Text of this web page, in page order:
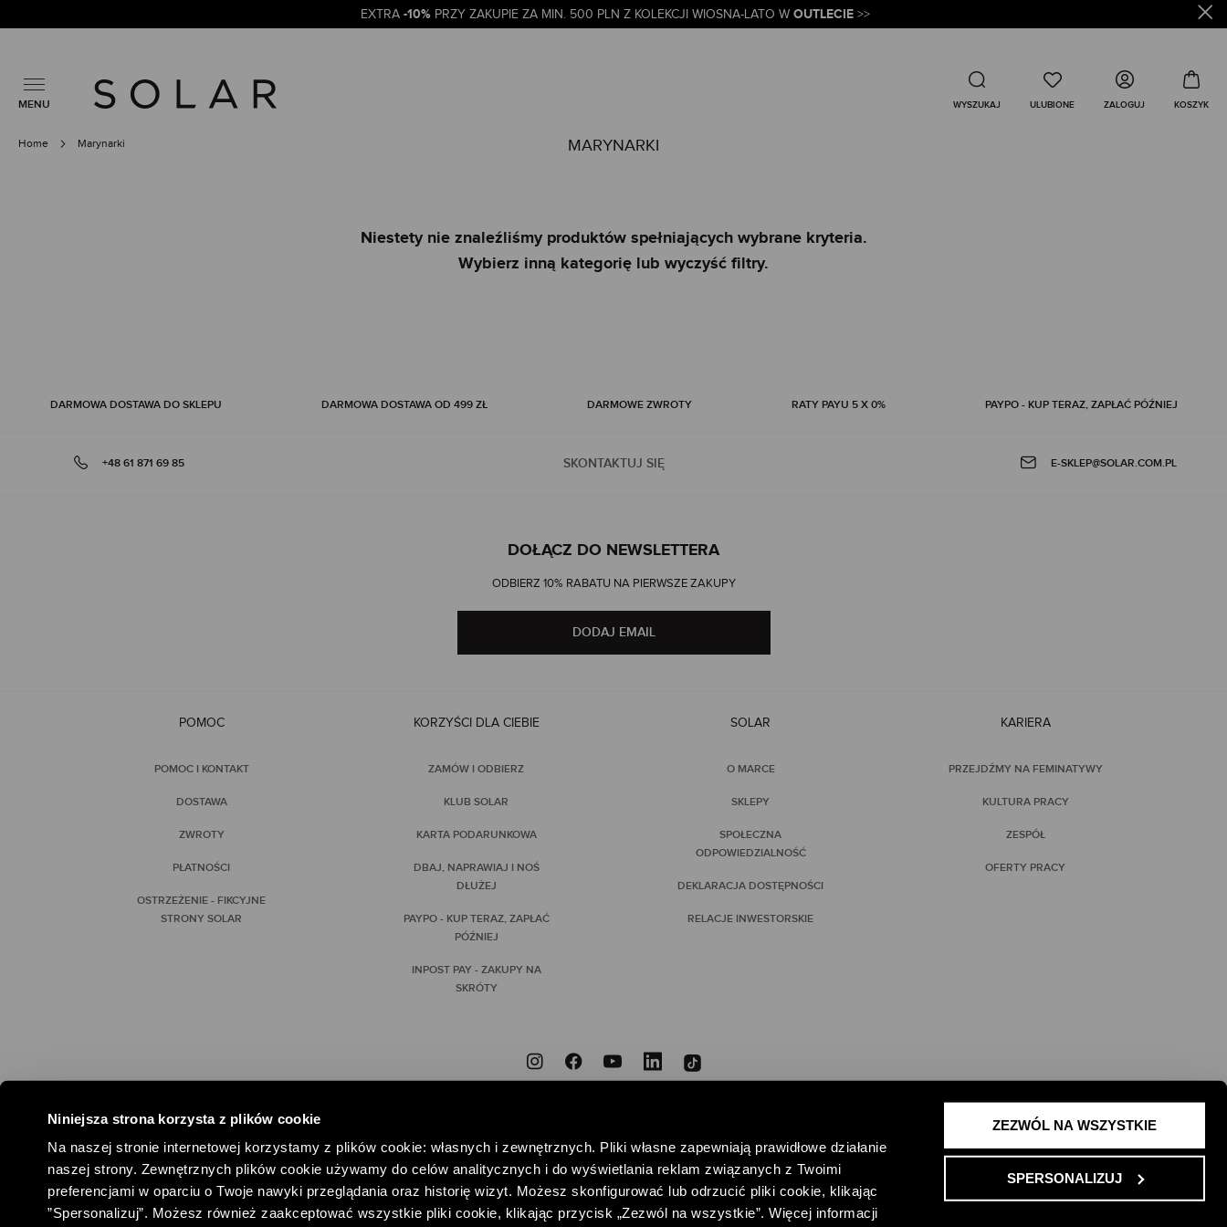
Niniejsza strona korzysta z plików cookie
Na naszej stronie internetowej korzystamy z plików cookie: własnych i zewnętrznych. Pliki własne zapewniają prawidłowe działanie
naszej strony. Zewnętrznych plików cookie używamy do celów analitycznych i do wyświetlania reklam związanych z Twoimi
preferencjami w oparciu o Twoje nawyki przeglądania oraz historię wizyt. Możesz skonfigurować lub odrzucić pliki cookie, klikając
”Spersonalizuj”. Możesz również zaakceptować wszystkie pliki cookie, klikając przycisk „Zezwól na wszystkie”. Więcej informacji
ZEZWÓL NA WSZYSTKIE
SPERSONALIZUJ
EXTRA -10% PRZY ZAKUPIE ZA MIN. 500 PLN Z KOLEKCJI WIOSNA-LATO W OUTLECIE >>
MENU ZALOGUJ
Home Marynarki MARYNARKI
Niestety nie znaleźliśmy produktów spełniających wybrane kryteria.
Wybierz inną kategorię lub wyczyść filtry.
DARMOWA DOSTAWA DO SKLEPU DARMOWA DOSTAWA OD 499 ZŁ DARMOWE ZWROTY RATY PAYU 5 X 0% PAYPO - KUP TERAZ, ZAPŁAĆ PÓŹNIEJ
SKONTAKTUJ SIĘ
+48 61 871 69 85 E-SKLEP@SOLAR.COM.PL
DOŁĄCZ DO NEWSLETTERA
ODBIERZ 10% RABATU NA PIERWSZE ZAKUPY
DODAJ EMAIL
POMOC
POMOC I KONTAKT
DOSTAWA
ZWROTY
PŁATNOŚCI
OSTRZEŻENIE - FIKCYJNE
STRONY SOLAR
KORZYŚCI DLA CIEBIE
ZAMÓW I ODBIERZ
KLUB SOLAR
KARTA PODARUNKOWA
DBAJ, NAPRAWIAJ I NOŚ
DŁUŻEJ
PAYPO - KUP TERAZ, ZAPŁAĆ
PÓŹNIEJ
INPOST PAY - ZAKUPY NA
SKRÓTY
SOLAR
O MARCE
SKLEPY
SPOŁECZNA
ODPOWIEDZIALNOŚĆ
DEKLARACJA DOSTĘPNOŚCI
RELACJE INWESTORSKIE
KARIERA
PRZEJDŹMY NA FEMINATYWY
KULTURA PRACY
ZESPÓŁ
OFERTY PRACY
POMAGAJ – WSPIERAJĄC FUNDACJĘ CENTRUM PRAW KOBIET